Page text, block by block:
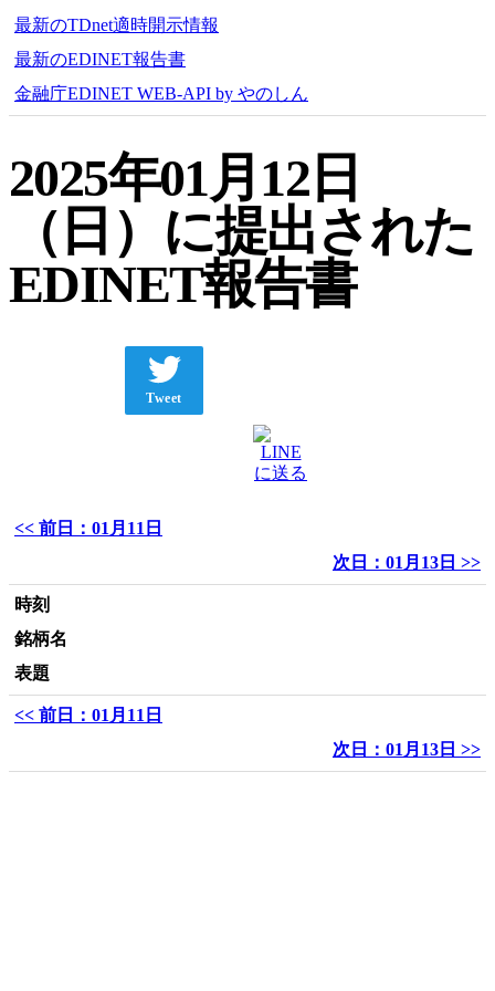
最新のTDnet適時開示情報
最新のEDINET報告書
金融庁EDINET WEB-API by やのしん
2025年01月12日
（日）に提出された
EDINET報告書
Tweet
<< 前日：01月11日
次日：01月13日 >>
時刻
銘柄名
表題
<< 前日：01月11日
次日：01月13日 >>